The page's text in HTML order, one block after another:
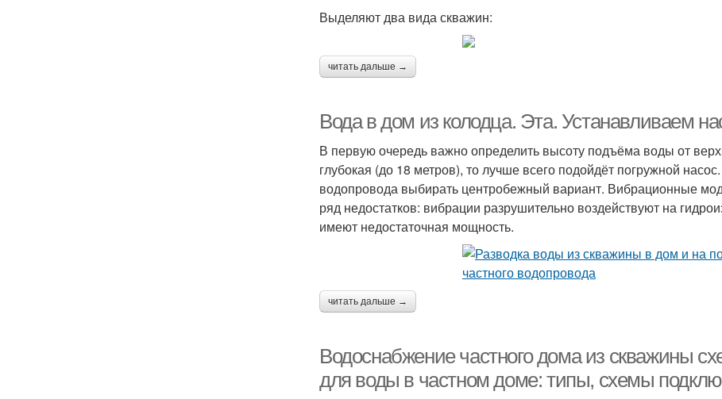
Выделяют два вида скважин:
читать дальше →
Вода в дом из колодца. Эта. Устанавливаем
В первую очередь важно определить высоту подъёма воды от
глубокая (до 18 метров), то лучше всего подойдёт погружной
водопровода выбирать центробежный вариант. Вибрационные
ряд недостатков: вибрации разрушительно воздействуют на
имеют недостаточная мощность.
читать дальше →
Водоснабжение частного дома из скважины
для воды в частном доме: типы, схемы